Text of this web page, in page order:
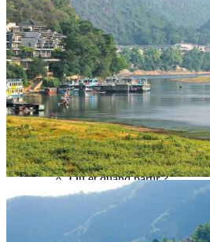
Yunnan 云南
Circuits
Organisation
Circuits sur mesure
Nos Petits Groupes
Ambiance
Classique et
Culture &
Nature et grands
Famille et enfants
Trekking et aventure
Luxe et exception
Où et quand partir ?
Printemps
Eté